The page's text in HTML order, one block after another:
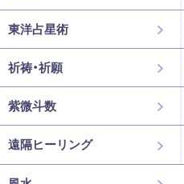
東洋占星術
祈祷・祈願
紫微斗数
遠隔ヒーリング